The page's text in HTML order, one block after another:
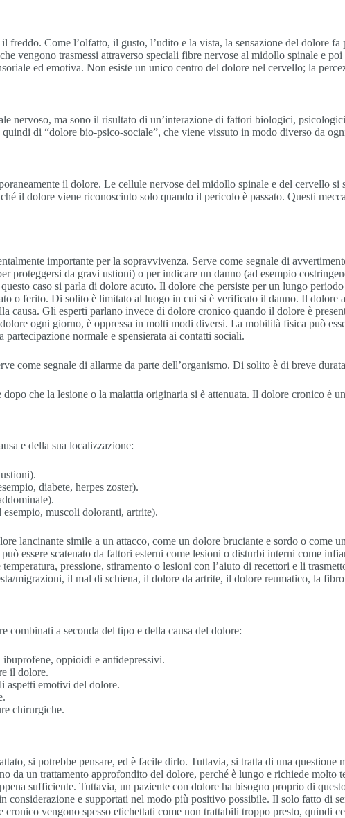
Come l’olfatto, il gusto, l’udito e la vista, la sensazione del dolore
vengono trasmessi attraverso speciali fibre nervose al midollo spinale e
ed emotiva. Non esiste un unico centro del dolore nel cervello; la
nervoso, ma sono il risultato di un’interazione di fattori biologici,
di “dolore bio-psico-sociale”, che viene vissuto in modo diverso da
il dolore. Le cellule nervose del midollo spinale e del cervello si
il dolore viene riconosciuto solo quando il pericolo è passato. Questi
importante per la sopravvivenza. Serve come segnale di
proteggersi da gravi ustioni) o per indicare un danno (ad esempio
caso si parla di dolore acuto. Il dolore che persiste per un lungo
o ferito. Di solito è limitato al luogo in cui si è verificato il danno. Il dolore
causa. Gli esperti parlano invece di dolore cronico quando il dolore è
ogni giorno, è oppressa in molti modi diversi. La mobilità fisica può
normale e spensierata ai contatti sociali.
come segnale di allarme da parte dell’organismo. Di solito è di breve
che la lesione o la malattia originaria si è attenuata. Il dolore cronico è
e della sua localizzazione:
diabete, herpes zoster).
muscoli doloranti, artrite).
lancinante simile a un attacco, come un dolore bruciante e sordo o come
essere scatenato da fattori esterni come lesioni o disturbi interni come
pressione, stiramento o lesioni con l’aiuto di recettori e li
migrazioni, il mal di schiena, il dolore da artrite, il dolore reumatico, la
combinati a seconda del tipo e della causa del dolore:
oppioidi e antidepressivi.
il dolore.
aspetti emotivi del dolore.
chirurgiche.
si potrebbe pensare, ed è facile dirlo. Tuttavia, si tratta di una questione
un trattamento approfondito del dolore, perché è lungo e richiede molto
sufficiente. Tuttavia, un paziente con dolore ha bisogno proprio di
considerazione e supportati nel modo più positivo possibile. Il solo fatto di
vengono spesso etichettati come non trattabili troppo presto, quindi